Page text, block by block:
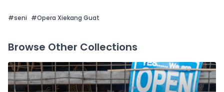
#seni #Opera Xiekang Guat
Browse Other Collections